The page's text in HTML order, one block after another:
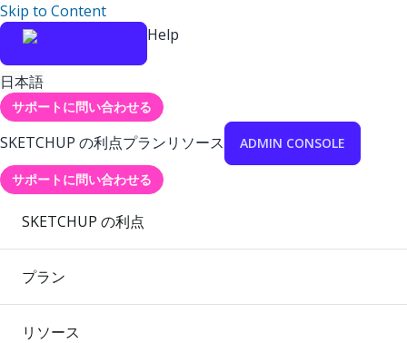
Skip to Content
Help
日本語
サポートに問い合わせる
SKETCHUP の利点プランリソース ADMIN CONSOLE
サポートに問い合わせる
SKETCHUP の利点
プラン
リソース